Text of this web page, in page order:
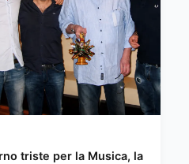
triste per la Musica, la